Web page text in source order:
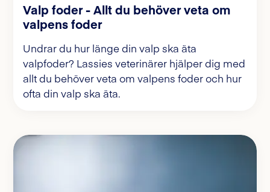
Valp foder - Allt du behöver veta om
valpens foder
Undrar du hur länge din valp ska äta
valpfoder? Lassies veterinärer hjälper dig med
allt du behöver veta om valpens foder och hur
ofta din valp ska äta.